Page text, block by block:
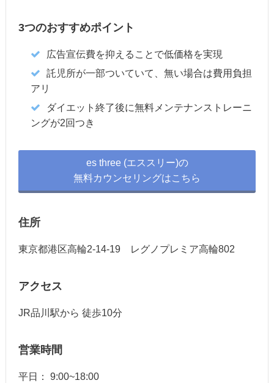
3つのおすすめポイント
広告宣伝費を抑えることで低価格を実現
託児所が一部ついていて、無い場合は費用負担
アリ
ダイエット終了後に無料メンテナンストレーニ
ングが2回つき
es three (エススリー)の
無料カウンセリングはこちら
住所
東京都港区高輪2-14-19 レグノプレミア高輪802
アクセス
JR品川駅から 徒歩10分
営業時間
平日： 9:00~18:00